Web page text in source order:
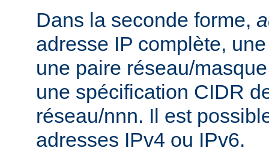
Dans la seconde forme,
adresse IP complète,
une paire réseau/
une spécification CIDR
réseau/nnn. Il est
adresses IPv4 ou IPv6.